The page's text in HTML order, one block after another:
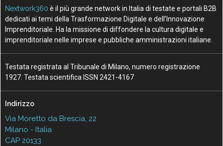
Nextwork360 è il più grande network in Italia di testate e portali B2B
dedicati ai temi della Trasformazione Digitale e dell’Innovazione
Imprenditoriale. Ha la missione di diffondere la cultura digitale e
imprenditoriale nelle imprese e pubbliche amministrazioni italiane.
Testata registrata al Tribunale di Milano, numero registrazione
1927. Testata scientifica ISSN 2421-4167
Indirizzo
Via Moretto da Brescia, 22
Milano - Italia
CAP 20133